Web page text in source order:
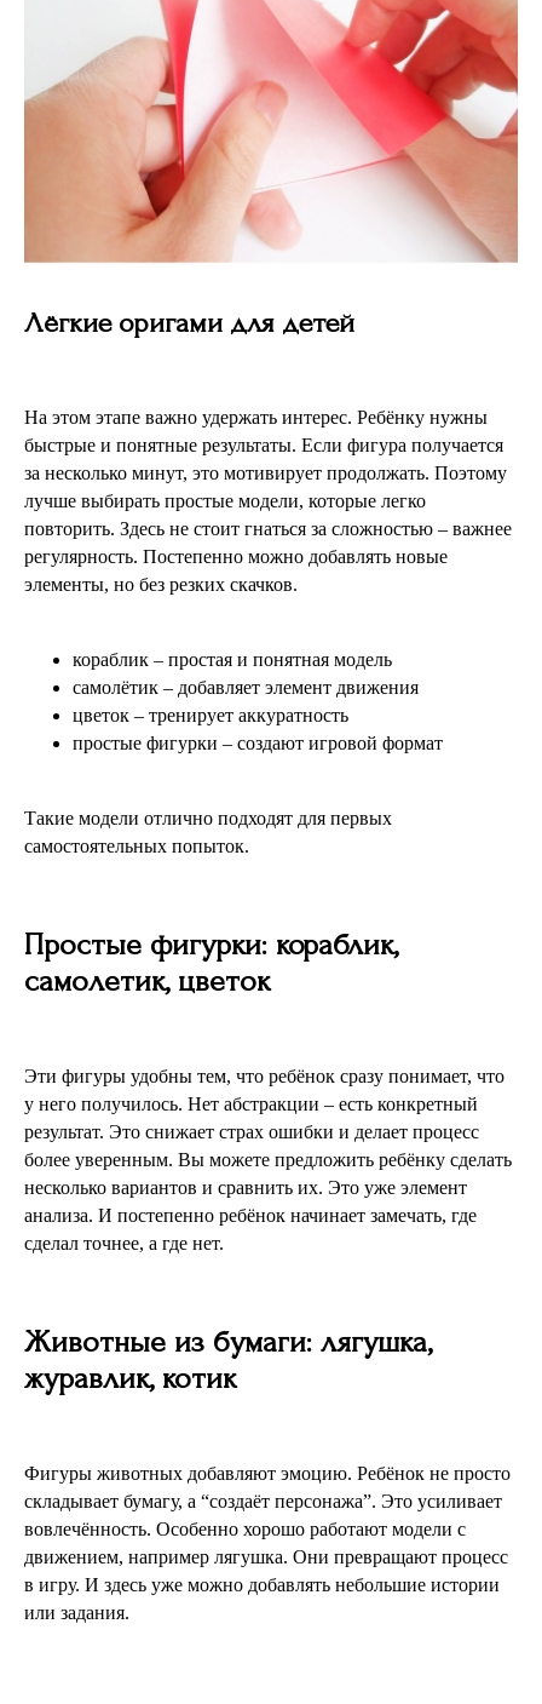
Лёгкие оригами для детей
На этом этапе важно удержать интерес. Ребёнку нужны
быстрые и понятные результаты. Если фигура получается
за несколько минут, это мотивирует продолжать. Поэтому
лучше выбирать простые модели, которые легко
повторить. Здесь не стоит гнаться за сложностью – важнее
регулярность. Постепенно можно добавлять новые
элементы, но без резких скачков.
кораблик – простая и понятная модель
самолётик – добавляет элемент движения
цветок – тренирует аккуратность
простые фигурки – создают игровой формат
Такие модели отлично подходят для первых
самостоятельных попыток.
Простые фигурки: кораблик,
самолетик, цветок
Эти фигуры удобны тем, что ребёнок сразу понимает, что
у него получилось. Нет абстракции – есть конкретный
результат. Это снижает страх ошибки и делает процесс
более уверенным. Вы можете предложить ребёнку сделать
несколько вариантов и сравнить их. Это уже элемент
анализа. И постепенно ребёнок начинает замечать, где
сделал точнее, а где нет.
Животные из бумаги: лягушка,
журавлик, котик
Фигуры животных добавляют эмоцию. Ребёнок не просто
складывает бумагу, а “создаёт персонажа”. Это усиливает
вовлечённость. Особенно хорошо работают модели с
движением, например лягушка. Они превращают процесс
в игру. И здесь уже можно добавлять небольшие истории
или задания.